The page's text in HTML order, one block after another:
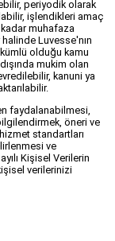
periyodik olarak
işlendikleri amaç
muhafaza
Luvesse'nın
olduğu kamu
mukim olan
kanuni ya
faydalanabilmesi,
öneri ve
standartları
ve
Kişisel Verilerin
verilerinizi